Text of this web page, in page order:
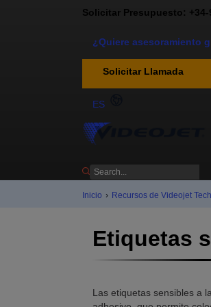
Solicitar Presupuesto: +34-
¿Quiere asesoramiento
Solicitar Llamada
ES
Inicio › Recursos de Videojet
Etiquetas
Las etiquetas sensibles a